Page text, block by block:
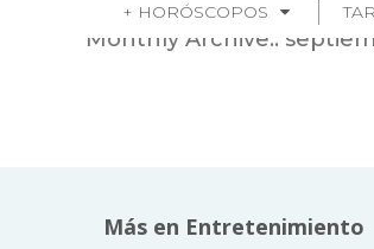
+ HORÓSCOPOS
Monthly Archive::
Más en Entretenimiento